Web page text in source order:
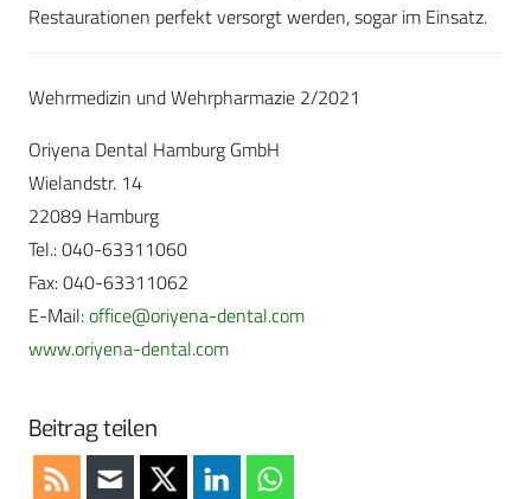
Restaurationen perfekt versorgt werden, sogar im Einsatz.
Wehrmedizin und Wehrpharmazie 2/2021
Oriyena Dental Hamburg GmbH
Wielandstr. 14
22089 Hamburg
Tel.: 040-63311060
Fax: 040-63311062
E-Mail:office@oriyena-dental.com
www.oriyena-dental.com
Beitrag teilen